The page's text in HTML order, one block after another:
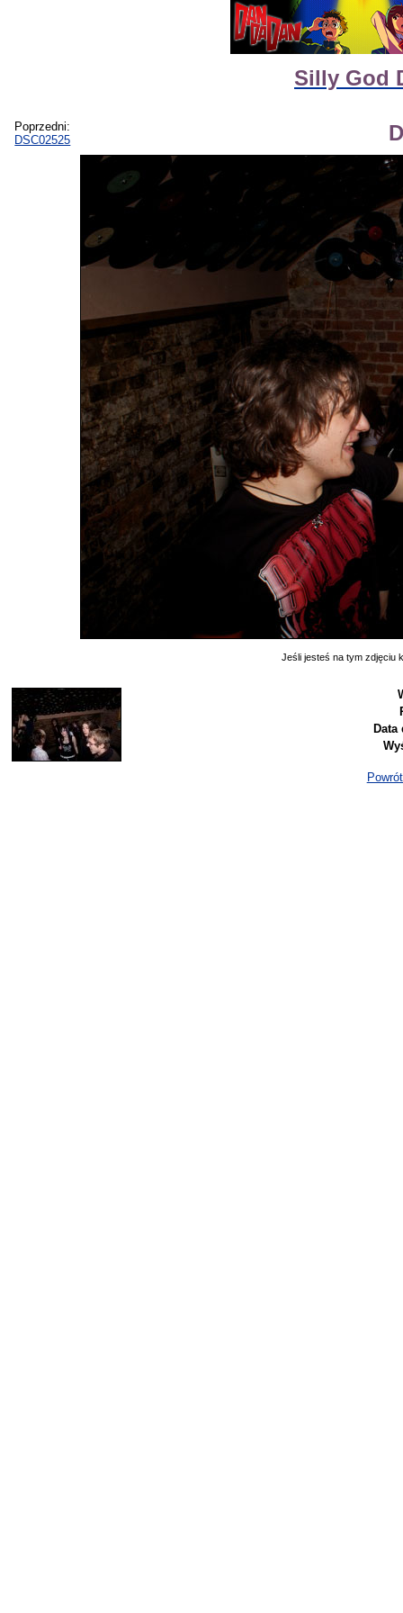
Silly God
Poprzedni:
DSC02525
Jeśli jesteś na tym zdjęciu
Data